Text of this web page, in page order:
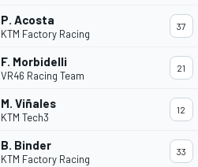
P. Acosta
KTM Factory Racing
37
F. Morbidelli
VR46 Racing Team
21
M. Viñales
KTM Tech3
12
B. Binder
KTM Factory Racing
33